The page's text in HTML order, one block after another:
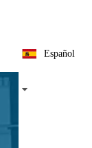
Español